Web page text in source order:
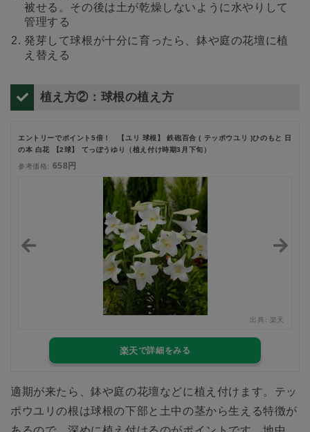
被せる。その後は土が乾燥しないように水やりして
管理する
発芽して球根が十分に育ったら、鉢や庭の花壇に植
え替える
植え方②：球根の植え方
エントリーでポイント5倍！ 【ユリ 球根】 鉄砲百合 ( テッポウユリ )ひのもと 日
の本 白花 【2球】 てっぽうゆり（植え付け時期3月下旬）
参考価格: 658円
出典: 楽天
楽天
適期が来たら、鉢や庭の花壇などに植え付けます。テッ
ポウユリの根は球根の下部と土中の茎から生える特徴が